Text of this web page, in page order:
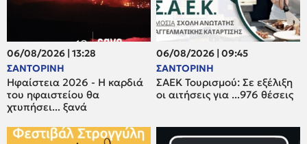
06/08/2026 | 13:28
ΣΑΝΤΟΡΙΝΗ
Ηφαίστεια 2026 - Η καρδιά
του ηφαιστείου θα
χτυπήσει... ξανά
06/08/2026 | 09:45
ΣΑΝΤΟΡΙΝΗ
ΣΑΕΚ Τουρισμού: Σε εξέλιξη
οι αιτήσεις για ...976 θέσεις